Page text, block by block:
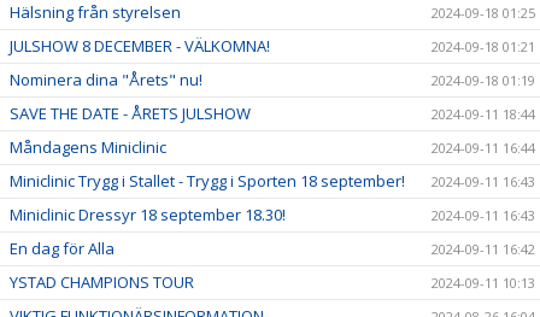
Hälsning från styrelsen 2024-09-18 01:25
JULSHOW 8 DECEMBER - VÄLKOMNA! 2024-09-18 01:21
Nominera dina "Årets" nu! 2024-09-18 01:19
SAVE THE DATE - ÅRETS JULSHOW 2024-09-11 18:44
Måndagens Miniclinic 2024-09-11 16:44
Miniclinic Trygg i Stallet - Trygg i Sporten 18 september! 2024-09-11 16:43
Miniclinic Dressyr 18 september 18.30! 2024-09-11 16:43
En dag för Alla 2024-09-11 16:42
YSTAD CHAMPIONS TOUR 2024-09-11 10:13